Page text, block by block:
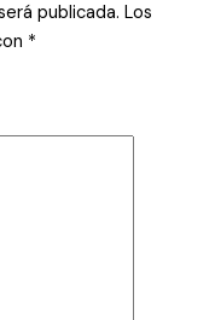
publicada. Los
*